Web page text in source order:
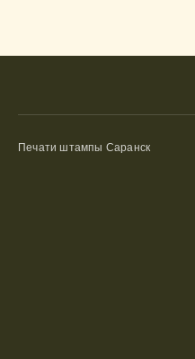
Печати штампы Саранск